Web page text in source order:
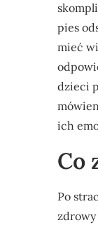
pies
mieć
dzieci
ich
Co
Po
zdrowy